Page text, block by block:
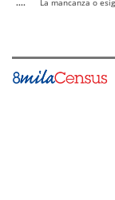
....
La mancanza o